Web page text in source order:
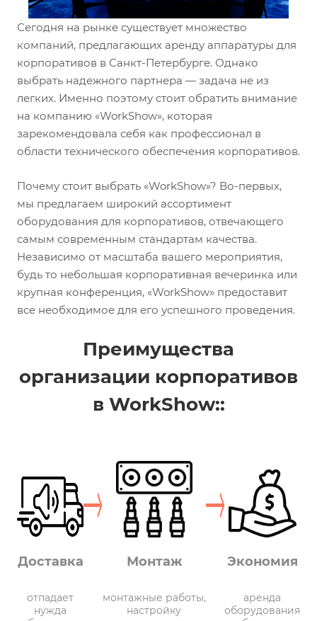
Сегодня на рынке существует множество
компаний, предлагающих аренду аппаратуры для
корпоративов в Санкт-Петербурге. Однако
выбрать надежного партнера — задача не из
легких. Именно поэтому стоит обратить внимание
на компанию «WorkShow», которая
зарекомендовала себя как профессионал в
области технического обеспечения корпоративов.
Почему стоит выбрать «WorkShow»? Во-первых,
мы предлагаем широкий ассортимент
оборудования для корпоративов, отвечающего
самым современным стандартам качества.
Независимо от масштаба вашего мероприятия,
будь то небольшая корпоративная вечеринка или
крупная конференция, «WorkShow» предоставит
все необходимое для его успешного проведения.
Преимущества
организации корпоративов
в WorkShow::
Доставка
отпадает
нужда
Монтаж
монтажные работы,
настройку
Экономия
аренда
оборудования